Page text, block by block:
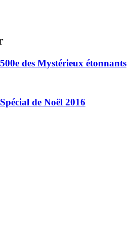
des Mystérieux étonnants
de Noël 2016